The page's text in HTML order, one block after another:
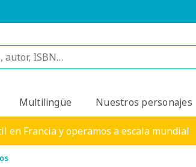
Multilingüe Nuestros personajes
en Francia y operamos a escala mundial